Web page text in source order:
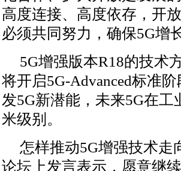
高度连接、高度依存，开
必须共同努力，确保5G增
5G增强版本R18的技术
将开启5G-Advanced标准
发5G新潜能，未来5G在
米级别。
怎样推动5G增强技术走
论坛上发言表示，愿意继